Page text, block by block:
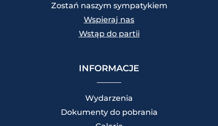
Zostań naszym sympatykiem
Wspieraj nas
Wstąp do partii
INFORMACJE
Wydarzenia
Dokumenty do pobrania